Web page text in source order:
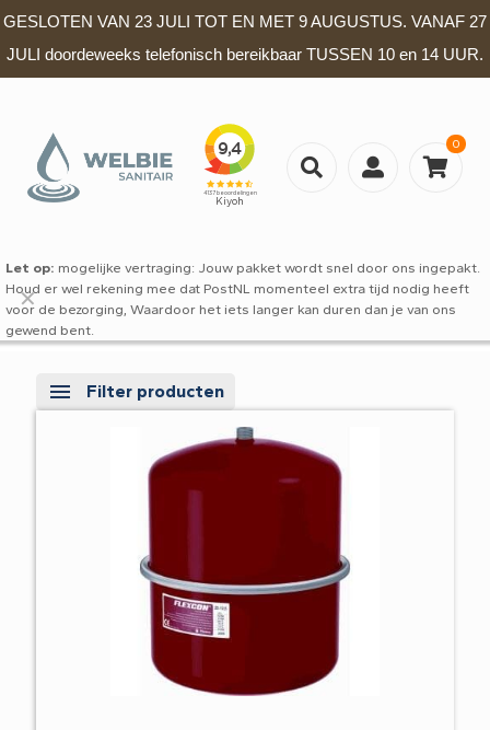
GESLOTEN VAN 23 JULI TOT EN MET 9 AUGUSTUS. VANAF 27
JULI doordeweeks telefonisch bereikbaar TUSSEN 10 en 14 UUR.
0
Let op: mogelijke vertraging: Jouw pakket wordt snel door ons ingepakt.
Houd er wel rekening mee dat PostNL momenteel extra tijd nodig heeft
voor de bezorging, Waardoor het iets langer kan duren dan je van ons
gewend bent.
✕
Filter producten